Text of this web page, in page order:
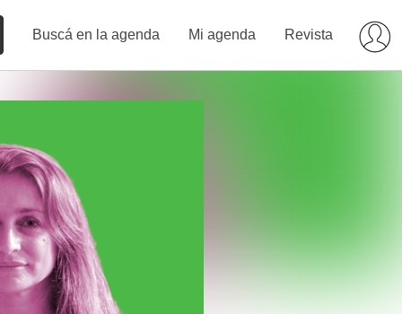
Buscá en la agenda Mi agenda Revista